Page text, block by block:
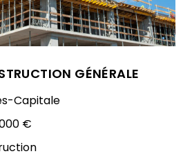
GÉNÉRALE
Capitale
€